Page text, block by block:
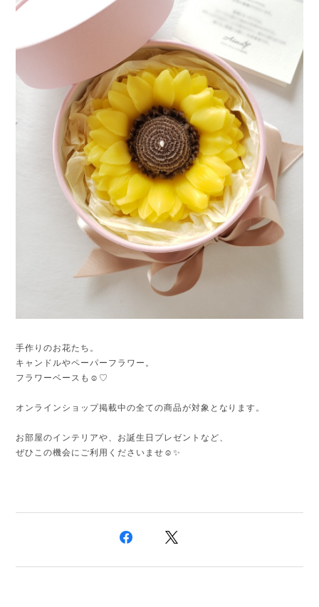
手作りのお花たち。
キャンドルやペーパーフラワー。
フラワーベースも☺️♡
オンラインショップ掲載中の全ての商品が対象となります。
お部屋のインテリアや、お誕生日プレゼントなど、
ぜひこの機会にご利用くださいませ☺️✨